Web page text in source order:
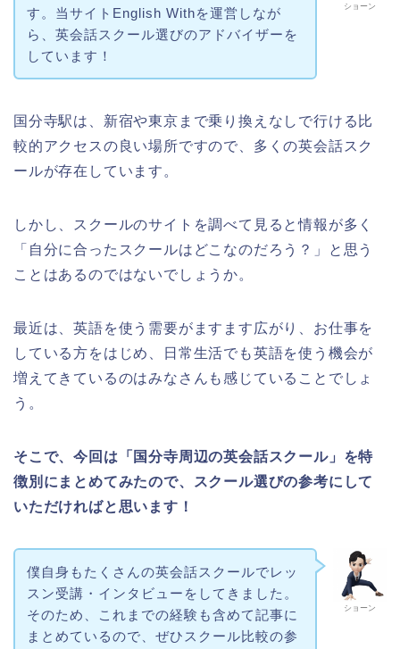
ショーン
す。当サイトEnglish Withを運営しなが
ら、英会話スクール選びのアドバイザーを
しています！
国分寺駅は、新宿や東京まで乗り換えなしで行ける比
較的アクセスの良い場所ですので、多くの英会話スク
ールが存在しています。
しかし、スクールのサイトを調べて見ると情報が多く
「自分に合ったスクールはどこなのだろう？」と思う
ことはあるのではないでしょうか。
最近は、英語を使う需要がますます広がり、お仕事を
している方をはじめ、日常生活でも英語を使う機会が
増えてきているのはみなさんも感じていることでしょ
う。
そこで、今回は「国分寺周辺の英会話スクール」を特
徴別にまとめてみたので、スクール選びの参考にして
いただければと思います！
ショーン
僕自身もたくさんの英会話スクールでレッ
スン受講・インタビューをしてきました。
そのため、これまでの経験も含めて記事に
まとめているので、ぜひスクール比較の参